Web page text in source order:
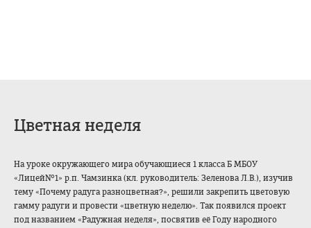
Цветная неделя
На уроке окружающего мира обучающиеся 1 класса Б МБОУ
«Лицей№1» р.п. Чамзинка (кл. руководитель: Зеленова Л.В.), изучив
тему «Почему радуга разноцветная?», решили закрепить цветовую
гамму радуги и провести «цветную неделю». Так появился проект
под названием «Радужная неделя», посвятив её Году народного